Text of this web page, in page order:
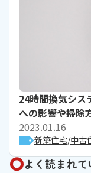
24時間換気シス
への影響や掃除
2023.01.16
新築住宅 中古
よく読まれ